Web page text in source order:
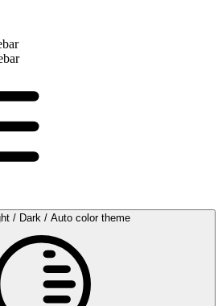
/ Dark / Auto color theme